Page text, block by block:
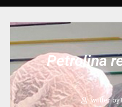
Petrolina
written by